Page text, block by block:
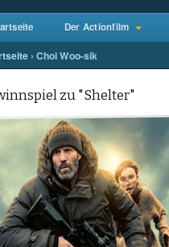
Der Actionfilm
› Choi Woo-sik
zu "Shelter"